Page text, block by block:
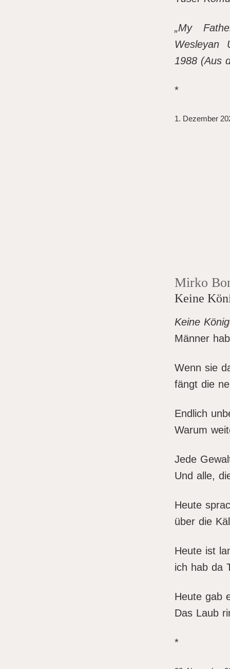
„My
Wesleyan
1988 (Aus
*
1. Dezember
Mirko
Keine
Keine
Männer
Wenn sie
fängt die
Endlich
Warum
Jede
Und alle,
Heute
über die
Heute ist
ich hab da
Heute gab
Das Laub
*